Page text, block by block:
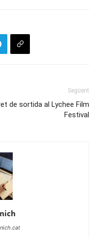
Següent
de sortida al Lychee Film
Festival